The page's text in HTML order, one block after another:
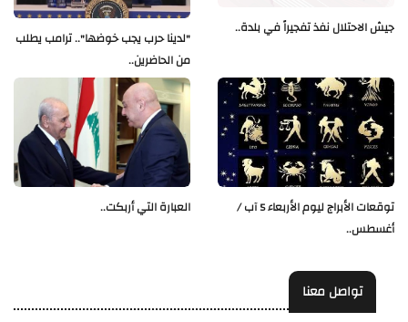
"لدينا حرب يجب خوضها".. ترامب يطلب
من الحاضرين..
جيش الاحتلال نفذ تفجيراً في بلدة..
العبارة التي أربكت..
توقعات الأبراج ليوم الأربعاء 5 آب /
أغسطس..
تواصل معنا